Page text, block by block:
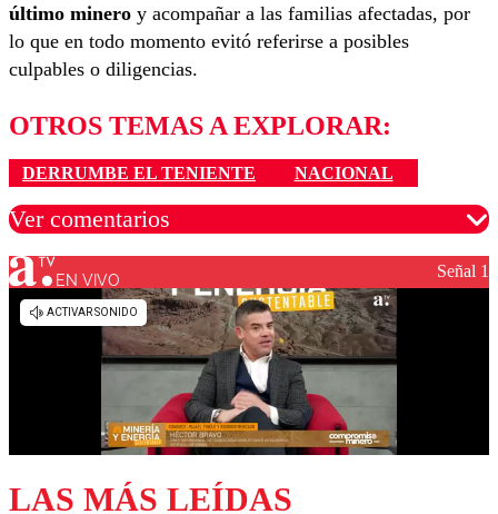
último minero y acompañar a las familias afectadas, por
lo que en todo momento evitó referirse a posibles
culpables o diligencias.
OTROS TEMAS A EXPLORAR:
DERRUMBE EL TENIENTE NACIONAL
Ver comentarios
Los comentarios son moderados para garantizar un
diálogo respetuoso.
EN VIVO Señal 1
LAS MÁS LEÍDAS